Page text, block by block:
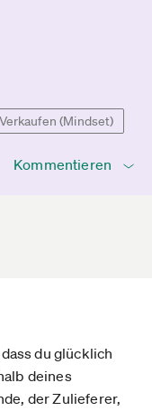
Verkaufen (Mindset)
Kommentieren
du glücklich
deines
der Zulieferer,